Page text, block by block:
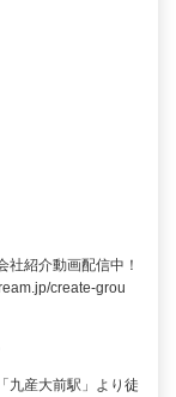
社紹介動画配信中！
create-grou
九産大前駅」より徒